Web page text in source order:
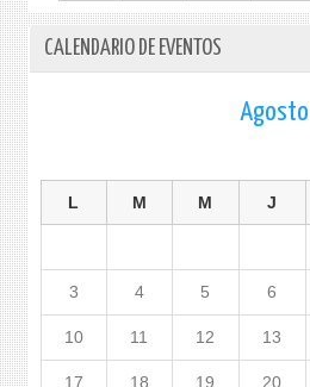
CALENDARIO DE EVENTOS
Agosto
L M M J
3 4 5 6
10 11 12 13
17 18 19 20